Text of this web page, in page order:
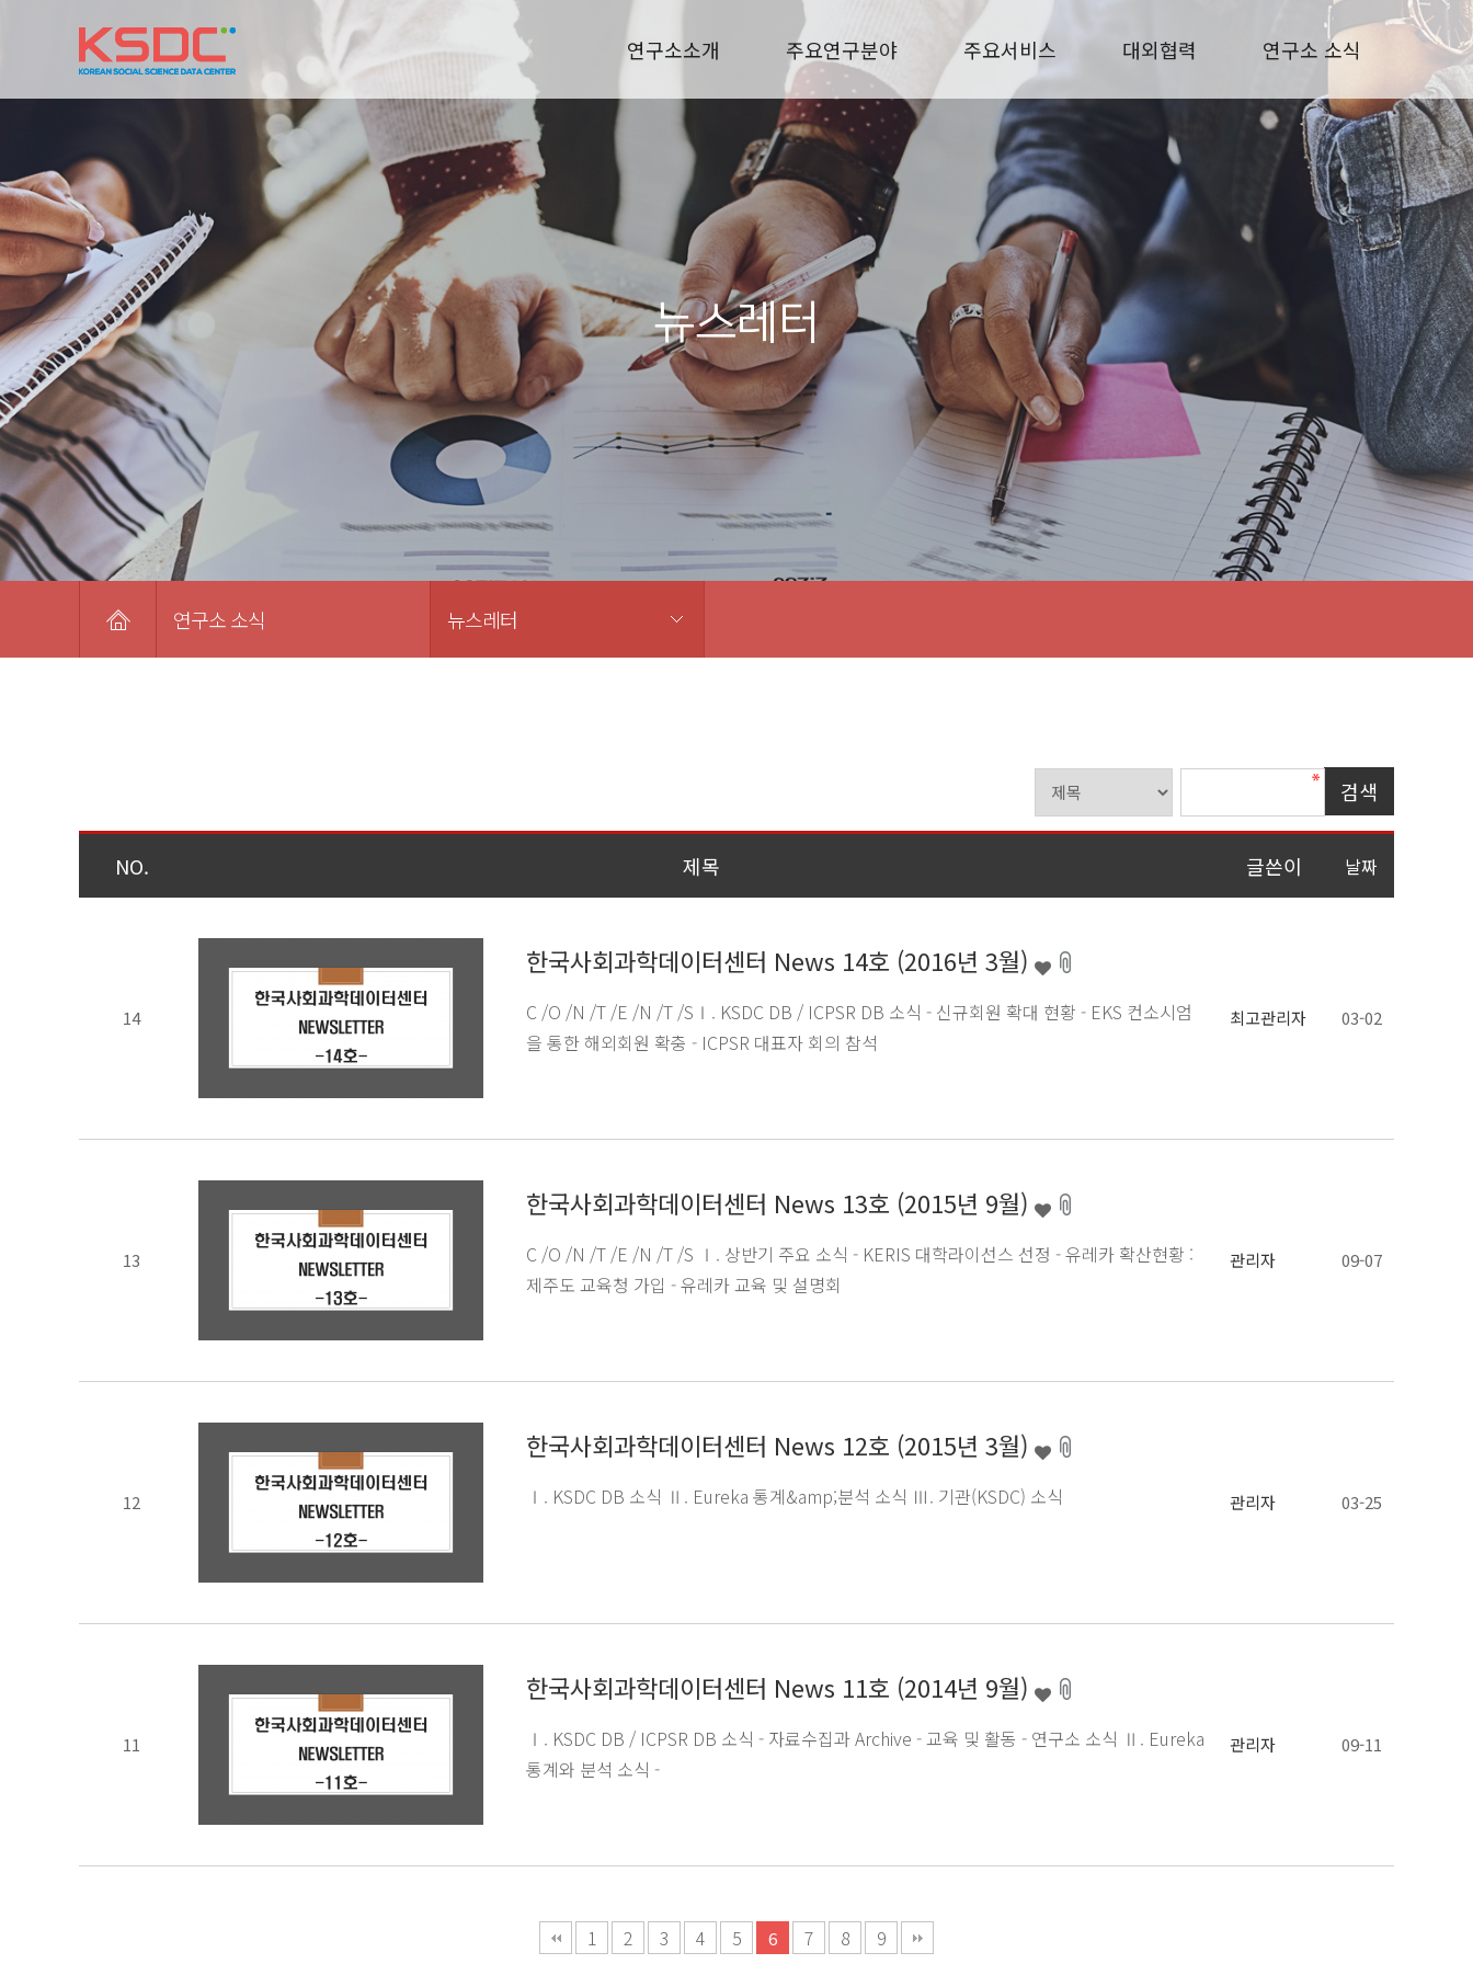
연구소소개 주요연구분야 주요서비스 대외협력 연구소 소식
뉴스레터
연구소 소식 뉴스레터
NO. 제목 글쓴이 날짜
14
한국사회과학데이터센터 News 14호 (2016년 3월)
C /O /N /T /E /N /T /SⅠ. KSDC DB / ICPSR DB 소식 - 신규회원 확대 현황 - EKS 컨소시엄
을 통한 해외회원 확충 - ICPSR 대표자 회의 참석
최고관리자 03-02
13
한국사회과학데이터센터 News 13호 (2015년 9월)
C /O /N /T /E /N /T /S Ⅰ. 상반기 주요 소식 - KERIS 대학라이선스 선정 - 유레카 확산현황 :
제주도 교육청 가입 - 유레카 교육 및 설명회
관리자 09-07
12
한국사회과학데이터센터 News 12호 (2015년 3월)
Ⅰ. KSDC DB 소식 Ⅱ. Eureka 통계&amp;분석 소식 Ⅲ. 기관(KSDC) 소식 관리자 03-25
11
한국사회과학데이터센터 News 11호 (2014년 9월)
Ⅰ. KSDC DB / ICPSR DB 소식 - 자료수집과 Archive - 교육 및 활동 - 연구소 소식 Ⅱ. Eureka
통계와 분석 소식 -
관리자 09-11
1 2 3 4 5 6 7 8 9